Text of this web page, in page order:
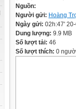
Nguồn:
Người gửi: Hoàng
Ngày gửi: 02h:47'
Dung lượng: 9.9 MB
Số lượt tải: 46
Số lượt thích: 0